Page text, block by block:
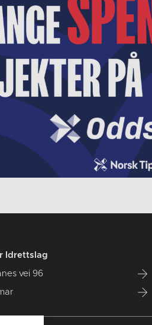
Idrettslag
vei 96